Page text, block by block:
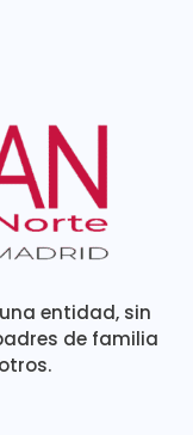
una entidad, sin
de familia